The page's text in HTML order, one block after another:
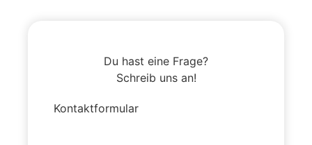
Du hast eine Frage?
Schreib uns an!
Kontaktformular